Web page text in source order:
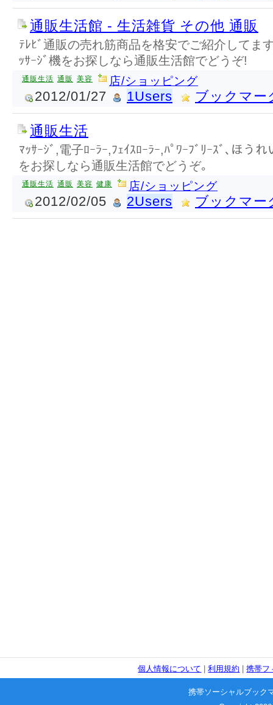
通販生活館 - 生活雑貨 その他 通販
ﾃﾚﾋﾞ通販の売れ筋商品を格安でご紹介してま
ｯｻｰｼﾞ機をお探しなら通販生活館でどうぞ!
通販生活 通販 美容 店/ショッピング
2012/01/27 1Users ブックマー
通販生活
ﾏｯｻｰｼﾞ,電子ﾛｰﾗｰ,ﾌｪｲｽﾛｰﾗｰ,ﾊﾟﾜｰﾌﾞﾘｰｽﾞ､ほう
をお探しなら通販生活館でどうぞ｡
通販生活 通販 美容 健康 店/ショッピング
2012/02/05 2Users ブックマー
個人情報について |利用規約 |携帯フ
携帯ソーシャルブック